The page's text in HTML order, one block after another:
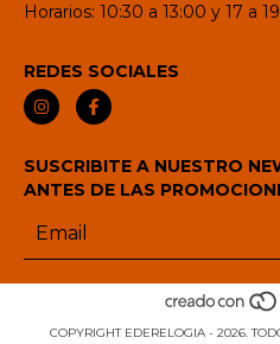
Horarios: 10:30 a 13:00 y 17 a
REDES SOCIALES
SUSCRIBITE A NUESTRO
ANTES DE LAS
COPYRIGHT EDERELOGIA - 2026.